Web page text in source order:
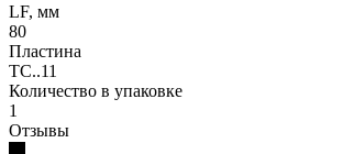
LF, мм
80
Пластина
TC..11
Количество в упаковке
1
Отзывы